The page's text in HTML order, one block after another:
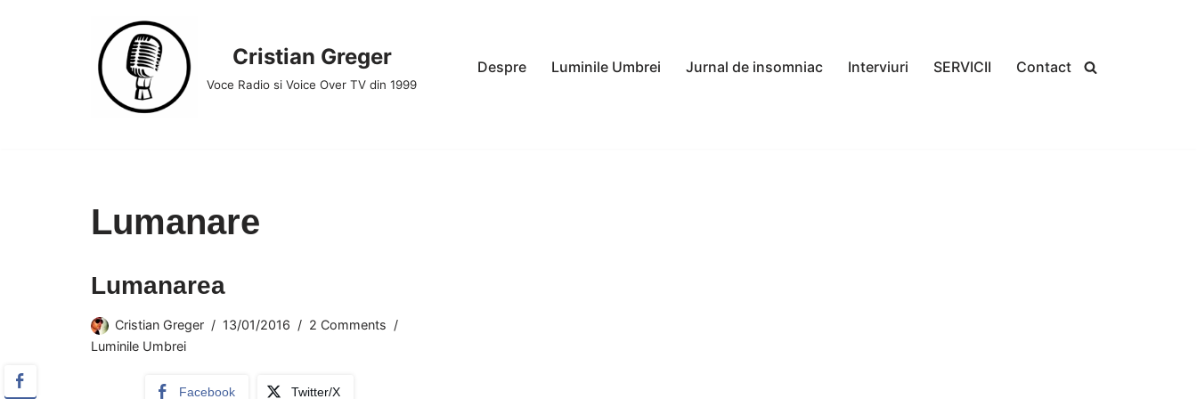
Cristian Greger
Voce Radio si Voice Over TV din 1999
Despre Luminile Umbrei Jurnal de insomniac Interviuri SERVICII Contact
Lumanare
Lumanarea
Cristian Greger 13/01/2016
2 Comments
Luminile Umbrei
Facebook Twitter/X